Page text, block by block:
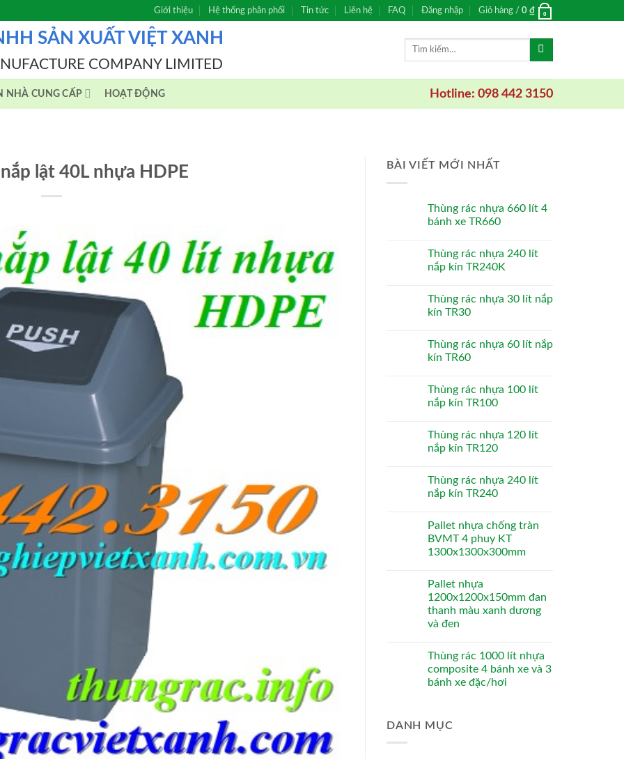
Giới thiệu Hệ thống phân phối Tin tức Liên hệ FAQ Đăng nhập Giỏ hàng / 0 ₫ 0
SẢN XUẤT VIỆT XANH
COMPANY LIMITED
Tìm
NHÀ CUNG CẤP HOẠT ĐỘNG Hotline: 098 442 3150
lật 40L nhựa HDPE BÀI VIẾT MỚI NHẤT
Thùng rác nhựa 660 lít 4
bánh xe TR660
Thùng rác nhựa 240 lít
nắp kín TR240K
Thùng rác nhựa 30 lít nắp
kín TR30
Thùng rác nhựa 60 lít nắp
kín TR60
Thùng rác nhựa 100 lít
nắp kín TR100
Thùng rác nhựa 120 lít
nắp kín TR120
Thùng rác nhựa 240 lít
nắp kín TR240
Pallet nhựa chống tràn
BVMT 4 phuy KT
1300x1300x300mm
Pallet nhựa
1200x1200x150mm đan
thanh màu xanh dương
và đen
Thùng rác 1000 lít nhựa
composite 4 bánh xe và 3
bánh xe đặc/hơi
DANH MỤC